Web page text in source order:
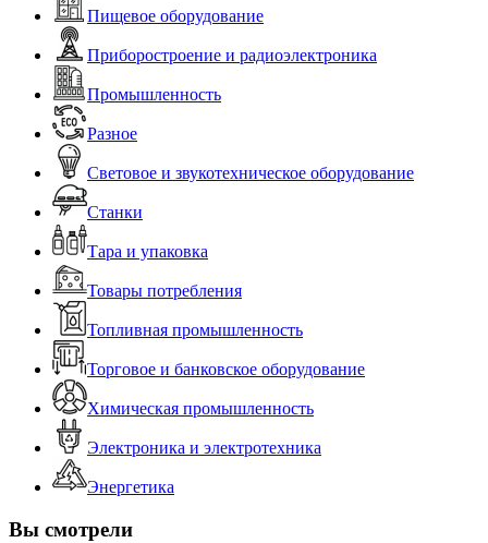
Пищевое оборудование
Приборостроение и радиоэлектроника
Промышленность
Разное
Световое и звукотехническое оборудование
Станки
Тара и упаковка
Товары потребления
Топливная промышленность
Торговое и банковское оборудование
Химическая промышленность
Электроника и электротехника
Энергетика
Вы смотрели